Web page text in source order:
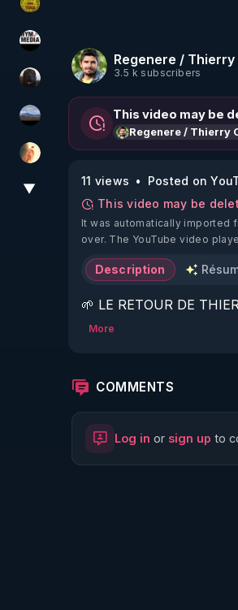
CDS pour TOUS
HYM.MEDIA
TrueMedia
michel lanceur alerte
La Puce à l'oreille
▼
Regenere /
3.5 k subscribers
This video may be
Regenere / Thierry
11 views
Posted on
This video may be
It was automatically imported
over. The YouTube video
Description
🌱 LE RETOUR DE
🌱 LE MAGAZINE
http://rgnr.li/ymag
More
COMMENTS
Log in or sign up to